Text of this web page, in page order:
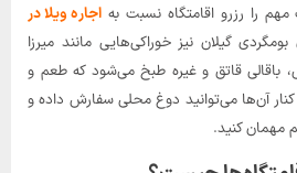
را رزرو اقامتگاه نسبت بهاجاره ویلا در
گیلان نیز خوراکی‌هایی مانند میرزا
باقالی قاتق و غیره طبخ می‌شود که طعم و
آن‌ها می‌توانید دوغ محلی سفارش داده و
مهمان کنید.